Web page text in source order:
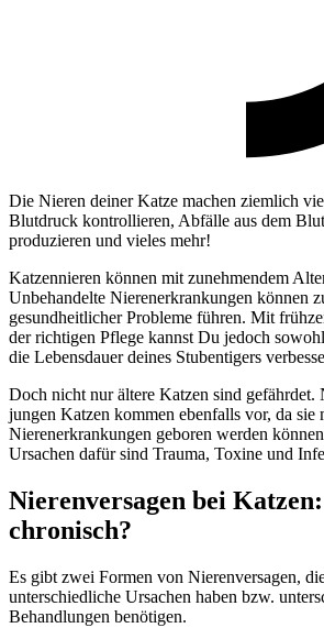
Die Nieren deiner Katze machen ziemlich
Blutdruck kontrollieren, Abfälle aus dem
produzieren und vieles mehr!
Katzennieren können mit zunehmendem
Unbehandelte Nierenerkrankungen können
gesundheitlicher Probleme führen. Mit
der richtigen Pflege kannst Du jedoch
die Lebensdauer deines Stubentigers
Doch nicht nur ältere Katzen sind gefährdet.
jungen Katzen kommen ebenfalls vor, da sie
Nierenerkrankungen geboren werden
Ursachen dafür sind Trauma, Toxine und
Nierenversagen bei
chronisch?
Es gibt zwei Formen von Nierenversagen,
unterschiedliche Ursachen haben bzw.
Behandlungen benötigen.